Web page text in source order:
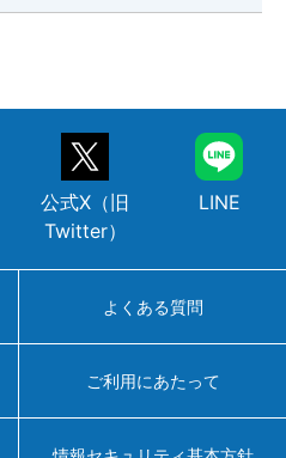
公式X（旧
Twitter）
LINE
よくある質問
ご利用にあたって